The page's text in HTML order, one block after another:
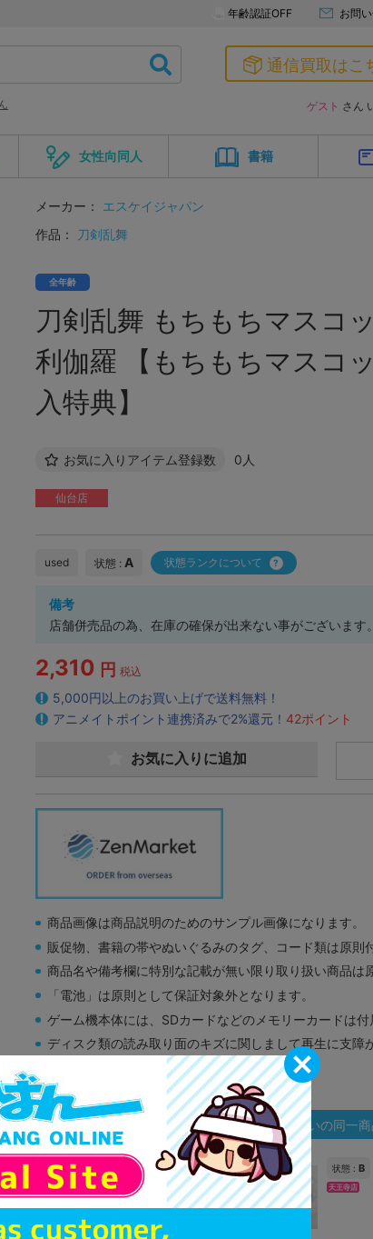
年齢認証OFF お問
通信買取はこ
ゲスト さん
女性向同人 書籍
メーカー：
エスケイジャパン
作品：
刀剣乱舞
全年齢
刀剣乱舞 もちもちマスコ
利伽羅 【もちもちマスコ
入特典】
お気に入りアイテム登録数 0人
仙台店
used 状態 : A 状態ランクについて
備考
店舗併売品の為、在庫の確保が出来ない事がございます。
2,310 円 税込
5,000円以上のお買い上げで送料無料！
アニメイトポイント連携済みで2%還元！ 42ポイント
お気に入りに追加
商品画像は商品説明のためのサンプル画像になります。
販促物、書籍の帯やぬいぐるみのタグ、コード類は原則
商品名や備考欄に特別な記載が無い限り取り扱い商品は
「電池」は原則として保証対象外となります。
ゲーム機本体には、SDカードなどのメモリーカードは付
ディスク類の読み取り面のキズに関しまして再生に支障
※詳細につきましてはコチラ
状態違いの同一商
状態 :A
オンライン
状態 : B
天王寺店